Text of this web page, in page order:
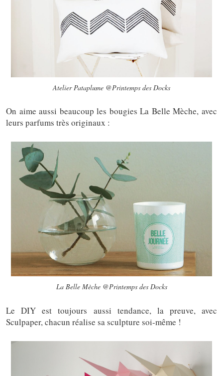
Atelier Pataplume @Printemps des Docks
On aime aussi beaucoup les bougies La Belle Mèche, avec
leurs parfums très originaux :
La Belle Mèche @Printemps des Docks
Le DIY est toujours aussi tendance, la preuve, avec
Sculpaper, chacun réalise sa sculpture soi-même !